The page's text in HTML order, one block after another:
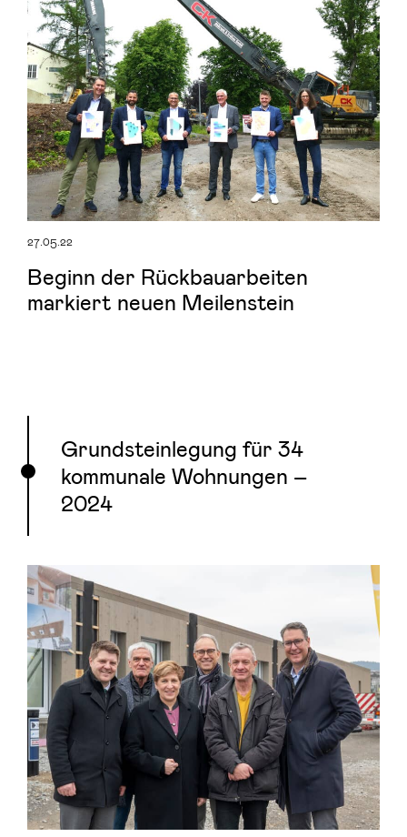
27.05.22
Beginn der Rückbauarbeiten
markiert neuen Meilenstein
Grundsteinlegung für 34
kommunale Wohnungen –
2024